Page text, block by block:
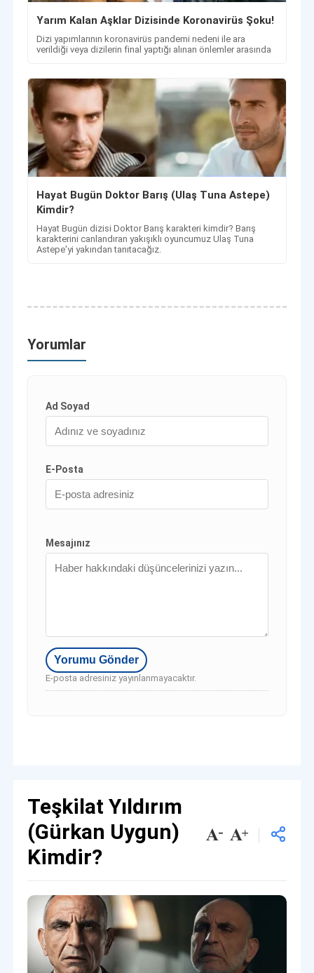
Yarım Kalan Aşklar Dizisinde Koronavirüs Şoku!
Dizi yapımlarının koronavirüs pandemi nedeni ile ara
verildiği veya dizilerin final yaptığı alınan önlemler arasında
Hayat Bugün Doktor Barış (Ulaş Tuna Astepe)
Kimdir?
Hayat Bugün dizisi Doktor Barış karakteri kimdir? Barış
karakterini canlandıran yakışıklı oyuncumuz Ulaş Tuna
Astepe'yi yakından tanıtacağız.
Yorumlar
Ad Soyad
E-Posta
Mesajınız
E-posta adresiniz yayınlanmayacaktır.
Teşkilat Yıldırım
(Gürkan Uygun)
Kimdir?